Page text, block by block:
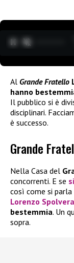
Al Grande Fratello
hanno
Il pubblico si è
disciplinari.
è successo.
Grande
Nella Casa del
concorrenti. E se
così come si
Lorenzo
bestemmia. Un
sopra.